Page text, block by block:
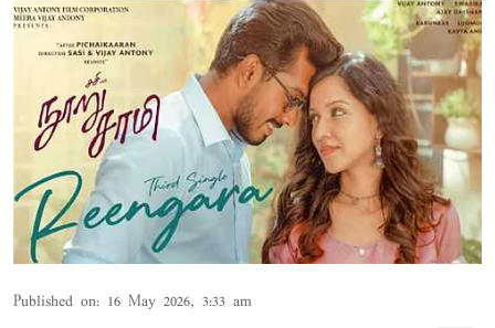
Published on: 16 May 2026, 3:33 am